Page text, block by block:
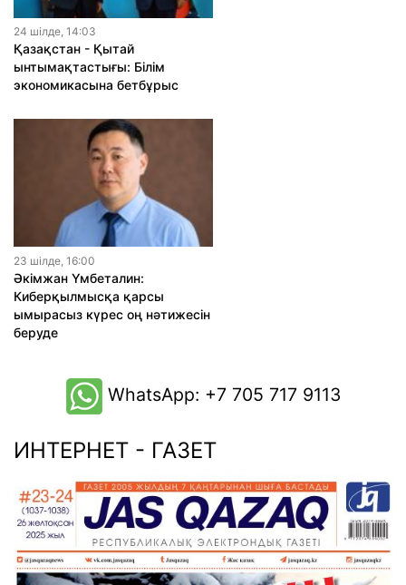
24 шiлде, 14:03
Қазақстан - Қытай
ынтымақтастығы: Білім
экономикасына бетбұрыс
23 шiлде, 16:00
Әкімжан Үмбеталин:
Киберқылмысқа қарсы
ымырасыз күрес оң нәтижесін
беруде
WhatsApp: +7 705 717 9113
ИНТЕРНЕТ - ГАЗЕТ